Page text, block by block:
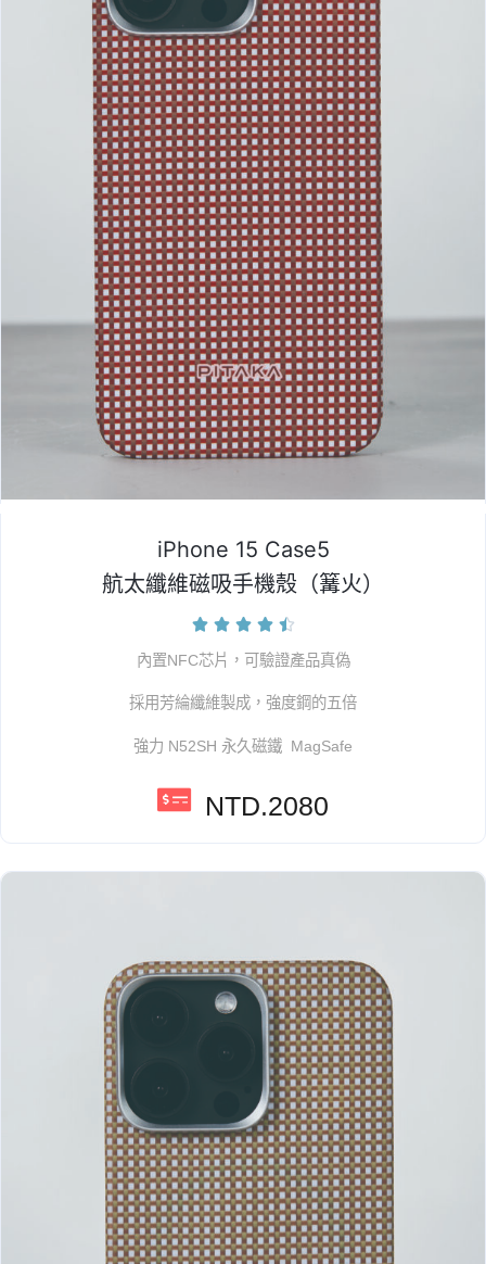
iPhone 15 Case5
航太纖維磁吸手機殼（篝火）
    
內置NFC芯片，可驗證產品真偽
採用芳綸纖維製成，強度鋼的五倍
強力 N52SH 永久磁鐵 MagSafe
NTD.2080